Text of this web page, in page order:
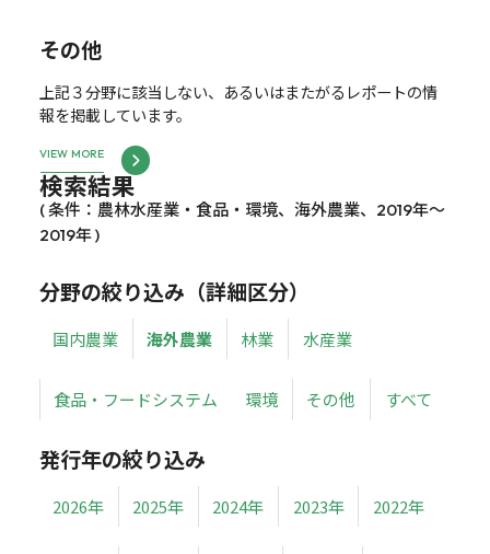
その他
上記３分野に該当しない、あるいはまたがるレポートの情
報を掲載しています。
VIEW MORE
検索結果
( 条件：農林水産業・食品・環境、海外農業、2019年～
2019年 )
分野の絞り込み（詳細区分）
国内農業 海外農業 林業 水産業
食品・フードシステム 環境 その他 すべて
発行年の絞り込み
2026年 2025年 2024年 2023年 2022年